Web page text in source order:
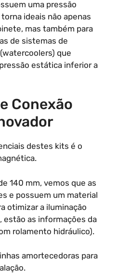
uma pressão
ideais não apenas
mas também para
de sistemas de
que
estática inferior a
Conexão
destes kits é o
140 mm, vemos que as
e possuem um material
otimizar a iluminação
estão as informações da
rolamento hidráulico).
amortecedoras para